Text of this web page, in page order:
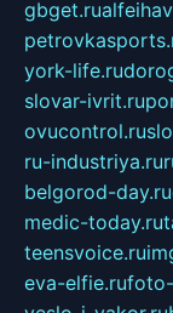
gbget.ru
york-life.ru
slovar-ivrit.ru
ovucontrol.ru
ru-industriya.ru
belgorod-day.ru
medic-today.ru
teensvoice.ru
eva-elfie.ru